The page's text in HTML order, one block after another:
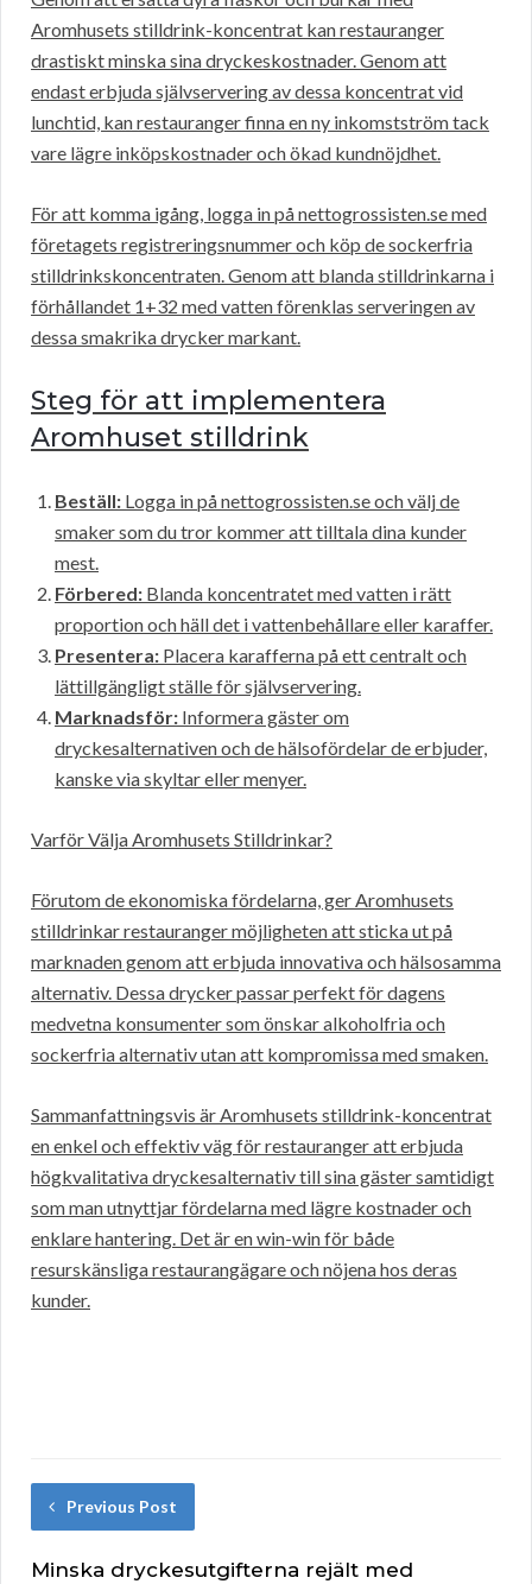
Aromhusets stilldrink-koncentrat kan restauranger
drastiskt minska sina dryckeskostnader. Genom att
endast erbjuda självservering av dessa koncentrat vid
lunchtid, kan restauranger finna en ny inkomstström tack
vare lägre inköpskostnader och ökad kundnöjdhet.
För att komma igång, logga in på nettogrossisten.se med
företagets registreringsnummer och köp de sockerfria
stilldrinkskoncentraten. Genom att blanda stilldrinkarna i
förhållandet 1+32 med vatten förenklas serveringen av
dessa smakrika drycker markant.
Steg för att implementera
Aromhuset stilldrink
Beställ: Logga in på nettogrossisten.se och välj de
smaker som du tror kommer att tilltala dina kunder
mest.
Förbered: Blanda koncentratet med vatten i rätt
proportion och häll det i vattenbehållare eller karaffer.
Presentera: Placera karafferna på ett centralt och
lättillgängligt ställe för självservering.
Marknadsför: Informera gäster om
dryckesalternativen och de hälsofördelar de erbjuder,
kanske via skyltar eller menyer.
Varför Välja Aromhusets Stilldrinkar?
Förutom de ekonomiska fördelarna, ger Aromhusets
stilldrinkar restauranger möjligheten att sticka ut på
marknaden genom att erbjuda innovativa och hälsosamma
alternativ. Dessa drycker passar perfekt för dagens
medvetna konsumenter som önskar alkoholfria och
sockerfria alternativ utan att kompromissa med smaken.
Sammanfattningsvis är Aromhusets stilldrink-koncentrat
en enkel och effektiv väg för restauranger att erbjuda
högkvalitativa dryckesalternativ till sina gäster samtidigt
som man utnyttjar fördelarna med lägre kostnader och
enklare hantering. Det är en win-win för både
resurskänsliga restaurangägare och nöjena hos deras
kunder.
Previous Post
Minska dryckesutgifterna rejält med